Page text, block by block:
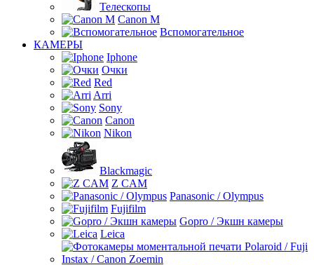
Телескопы
Canon M
Вспомогательное
КАМЕРЫ
Iphone
Очки
Red
Arri
Sony
Canon
Nikon
Blackmagic
Z CAM
Panasonic / Olympus
Fujifilm
Gopro / Экшн камеры
Leica